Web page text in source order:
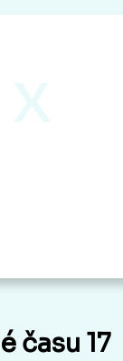
času 17